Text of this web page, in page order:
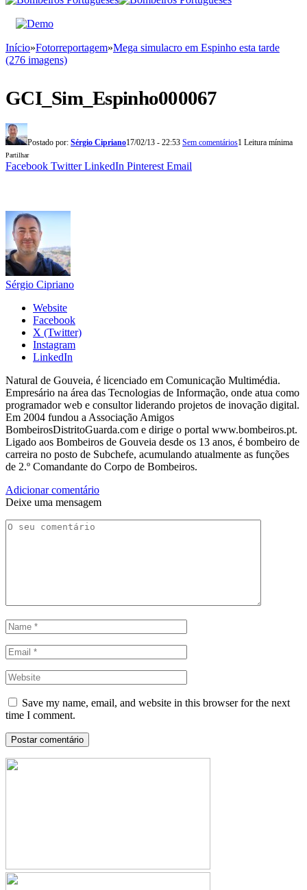
Início»Fotorreportagem»Mega simulacro em Espinho esta tarde
(276 imagens)
GCI_Sim_Espinho000067
Postado por: Sérgio Cipriano17/02/13 - 22:53 Sem comentários1 Leitura mínima
Partilhar
Facebook Twitter LinkedIn Pinterest Email
Sérgio Cipriano
Website
Facebook
X (Twitter)
Instagram
LinkedIn
Natural de Gouveia, é licenciado em Comunicação Multimédia.
Empresário na área das Tecnologias de Informação, onde atua como
programador web e consultor liderando projetos de inovação digital.
Em 2004 fundou a Associação Amigos
BombeirosDistritoGuarda.com e dirige o portal www.bombeiros.pt.
Ligado aos Bombeiros de Gouveia desde os 13 anos, é bombeiro de
carreira no posto de Subchefe, acumulando atualmente as funções
de 2.º Comandante do Corpo de Bombeiros.
Adicionar comentário
Deixe uma mensagem
Save my name, email, and website in this browser for the next
time I comment.